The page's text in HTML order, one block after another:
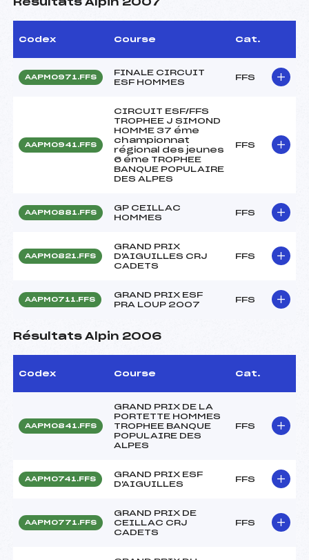
Résultats Alpin 2007
Codex Course Cat.
AAPM0971.FFS
FINALE CIRCUIT
ESF HOMMES
FFS
AAPM0941.FFS
CIRCUIT ESF/FFS
TROPHEE J SIMOND
HOMME 37 éme
championnat
régional des jeunes
6 éme TROPHEE
BANQUE POPULAIRE
DES ALPES
FFS
AAPM0881.FFS
GP CEILLAC
HOMMES
FFS
AAPM0821.FFS
GRAND PRIX
D'AIGUILLES CRJ
CADETS
FFS
AAPM0711.FFS
GRAND PRIX ESF
PRA LOUP 2007
FFS
Résultats Alpin 2006
Codex Course Cat.
AAPM0841.FFS
GRAND PRIX DE LA
PORTETTE HOMMES
TROPHEE BANQUE
POPULAIRE DES
ALPES
FFS
AAPM0741.FFS
GRAND PRIX ESF
D'AIGUILLES
FFS
AAPM0771.FFS
GRAND PRIX DE
CEILLAC CRJ
CADETS
FFS